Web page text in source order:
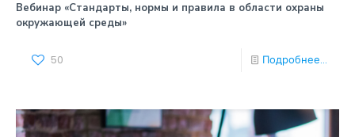
Вебинар «Стандарты, нормы и правила в области охраны
окружающей среды»
50 Подробнее...